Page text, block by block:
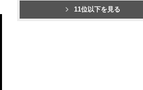
11位以下を見る